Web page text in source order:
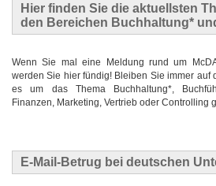
Hier finden Sie die aktuellsten
den Bereichen Buchhaltung*
Wenn Sie mal eine Meldung rund um
werden Sie hier fündig! Bleiben Sie immer auf
es um das Thema Buchhaltung*,
Finanzen, Marketing, Vertrieb oder Controlling
E-Mail-Betrug bei deutschen